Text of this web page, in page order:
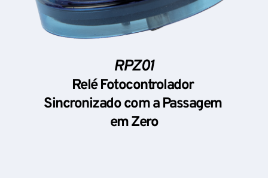
RPZ01
Relé Fotocontrolador
Sincronizado com a Passagem
em Zero